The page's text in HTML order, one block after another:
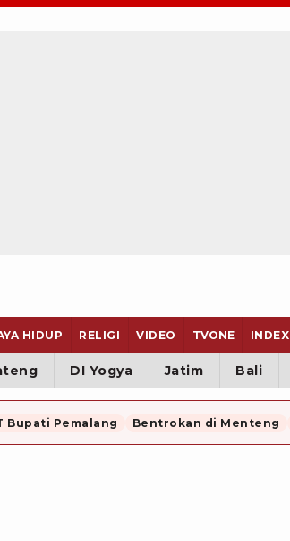
HIDUP RELIGI VIDEO TVONE INDEX
DI Yogya Jatim Bali
Bupati Pemalang Bentrokan di Menteng